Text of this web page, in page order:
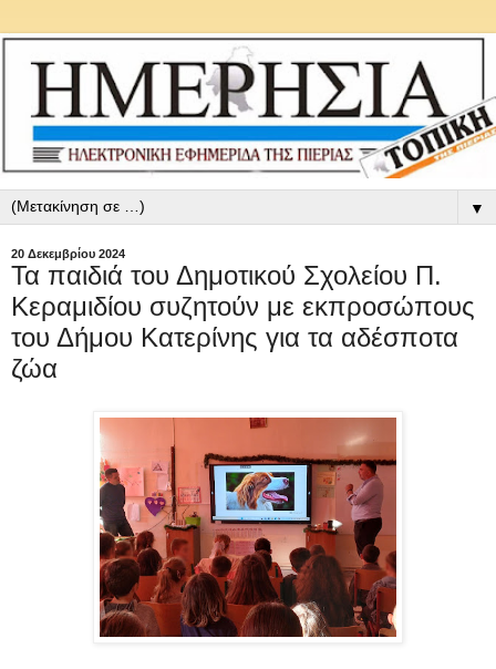
▼
20 Δεκεμβρίου 2024
Τα παιδιά του Δημοτικού Σχολείου Π.
Κεραμιδίου συζητούν με εκπροσώπους
του Δήμου Κατερίνης για τα αδέσποτα
ζώα